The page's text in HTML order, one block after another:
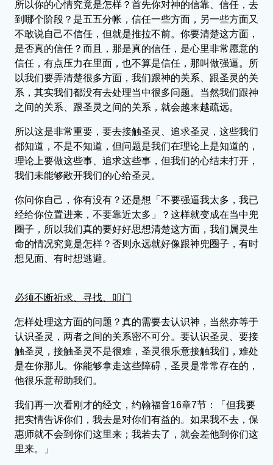
所以你的心情究竟是怎样？首先你对神的信靠、信任，去
到哪个阶段？是五五分帐，信任一些方面，另一些方面又
不敢说自己不信任，但就是推拉不前。你要清楚这方面，
是否真的信任？而且，那是真的信任，是心里非常愿意的
信任，有点压力在里面，也不算是信任，那叫做强逼。所
以我们要弄清楚很多方面，我们跟神的关系、跟圣灵的关
系，其实我们都没有去处理当中很多问题。当然我们跟神
之间的关系、跟圣灵之间的关系，就会越来越疏远。
所以这是非常重要，要去接触圣灵、追求圣灵，这些我们
都知道，不是不知道，但问题是我们在理论上是知道的，
理论上要做这些事、追求这些事，但我们的心结未打开，
我们未能够敞开我们的心给圣灵。
你问你自己，你有没有？还是想「不要强逼我太多，我已
经给你位置进来，不要靠近太多」？这样就变成在当中兜
圈子，所以我们真的要好好思想清楚这方面，我们属灵生
命的情况究竟是怎样？否则永远就好像跟神兜圈子，有时
想见面、有时想逃避。
必须不断祈求、寻找、叩门
怎样处理这方面的问题？真的需要去认识神，当然亦等于
认识圣灵，两者之间的关系密不可分。要认识圣灵、要接
触圣灵，接触圣灵不是很难，圣灵很乐意接触我们，难处
是在你那儿。你能够拿走这些障碍，圣灵是常常存在的，
他很乐意帮助我们。
我们再一次看刚才的经文，约翰福音16章7节：「但我要
把实情告诉你们，我去是对你们有益的。如果我不去，保
惠师就不会到你们这里来；我若去了，就会差他到你们这
里来。」